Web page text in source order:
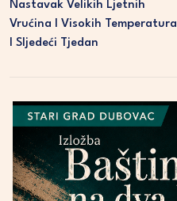
Nastavak Velikih Ljetnih
Vrućina I Visokih Temperatura
I Sljedeći Tjedan